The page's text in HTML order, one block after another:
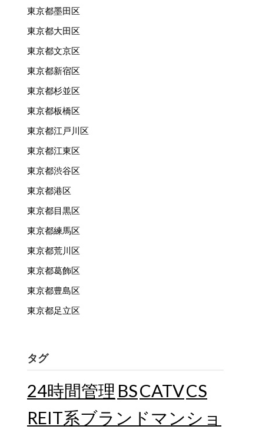
東京都墨田区
東京都大田区
東京都文京区
東京都新宿区
東京都杉並区
東京都板橋区
東京都江戸川区
東京都江東区
東京都渋谷区
東京都港区
東京都目黒区
東京都練馬区
東京都荒川区
東京都葛飾区
東京都豊島区
東京都足立区
タグ
24時間管理 BSCATVCS
REIT系ブランドマンショ